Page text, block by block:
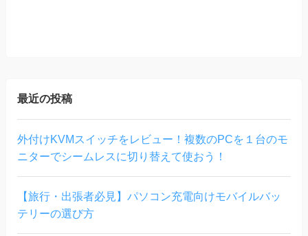
最近の投稿
外付けKVMスイッチをレビュー！複数のPCを１台のモ
ニターでシームレスに切り替えて使おう！
【旅行・出張者必見】パソコン充電向けモバイルバッ
テリーの選び方